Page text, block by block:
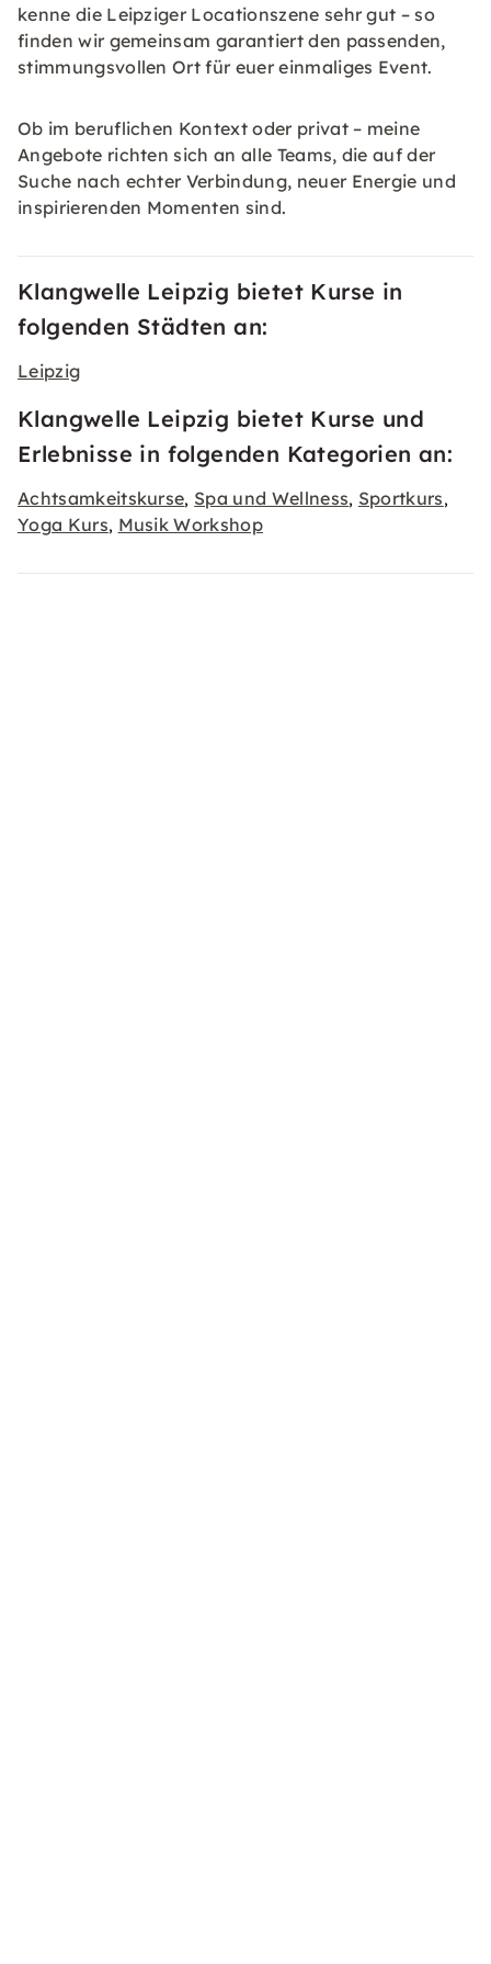
kenne die Leipziger Locationszene sehr gut – so
finden wir gemeinsam garantiert den passenden,
stimmungsvollen Ort für euer einmaliges Event.
Ob im beruflichen Kontext oder privat – meine
Angebote richten sich an alle Teams, die auf der
Suche nach echter Verbindung, neuer Energie und
inspirierenden Momenten sind.
Klangwelle Leipzig bietet Kurse in
folgenden Städten an:
Leipzig
Klangwelle Leipzig bietet Kurse und
Erlebnisse in folgenden Kategorien an:
Achtsamkeitskurse, Spa und Wellness, Sportkurs,
Yoga Kurs, Musik Workshop